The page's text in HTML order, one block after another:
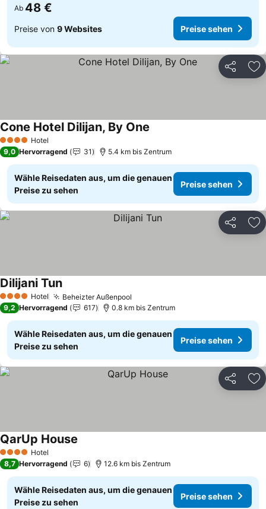
Ab 48 €
Preise von 9 Websites Preise sehen
Teilen
4 Sterne Hotel
Cone Hotel Dilijan, By One
9,0 Hervorragend 31 5.4 km bis Zentrum
Wähle Reisedaten aus, um die genauen
Preise zu sehen
Preise sehen
Teilen
4 Sterne Hotel Beheizter Außenpool
Dilijani TunPreise sehen
9,2 Hervorragend 617 0.8 km bis Zentrum
Wähle Reisedaten aus, um die genauen
Preise zu sehen
Preise sehen
Teilen
4 Sterne Hotel
QarUp House
8,7 Hervorragend 6 12.6 km bis Zentrum
Wähle Reisedaten aus, um die genauen
Preise zu sehen
Preise sehen